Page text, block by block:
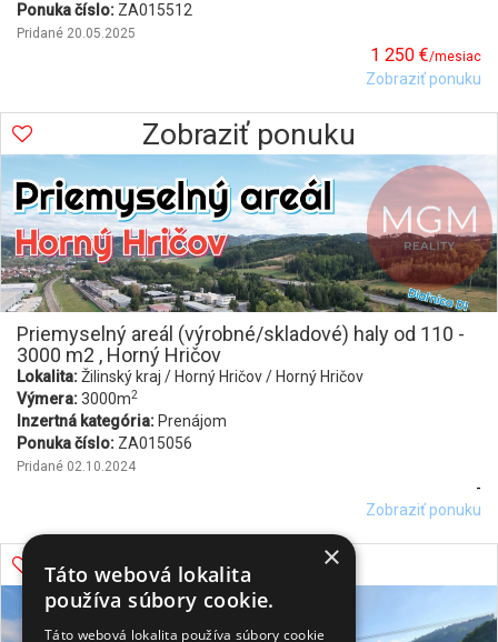
Ponuka číslo: ZA015512
Pridané 20.05.2025
1 250 €/mesiac
Zobraziť ponuku
Zobraziť ponuku
Priemyselný areál (výrobné/skladové) haly od 110 -
3000 m2 , Horný Hričov
Lokalita:Žilinský kraj / Horný Hričov / Horný Hričov
Výmera:3000m2
Inzertná kategória: Prenájom
Ponuka číslo: ZA015056
Pridané 02.10.2024
-
Zobraziť ponuku
Zobraziť ponuku
×
Táto webová lokalita
používa súbory cookie.
Táto webová lokalita používa súbory cookie